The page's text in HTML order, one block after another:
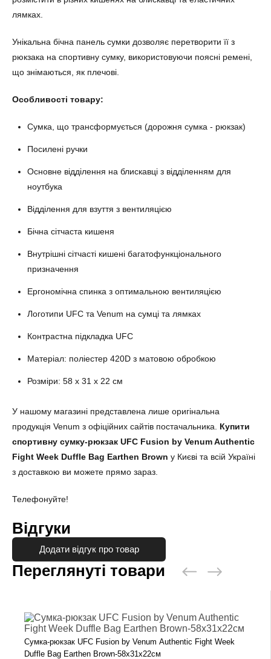
лямках.
Унікальна бічна панель сумки дозволяє перетворити її з
рюкзака на спортивну сумку, використовуючи поясні ремені,
що знімаються, як плечові.
Особливості товару:
Сумка, що трансформується (дорожня сумка - рюкзак)
Посилені ручки
Основне відділення на блискавці з відділенням для
ноутбука
Відділення для взуття з вентиляцією
Бічна сітчаста кишеня
Внутрішні сітчасті кишені багатофункціонального
призначення
Ергономічна спинка з оптимальною вентиляцією
Логотипи UFC та Venum на сумці та лямках
Контрастна підкладка UFC
Матеріал: поліестер 420D з матовою обробкою
Розміри: 58 ​​х 31 х 22 см
У нашому магазині представлена лише оригінальна
продукція Venum з офіційних сайтів постачальника. Купити
спортивну сумку-рюкзак UFC Fusion by Venum Authentic
Fight Week Duffle Bag Earthen Brown у Києві та всій Україні
з доставкою ви можете прямо зараз.
Телефонуйте!
Відгуки
Додати відгук про товар
Переглянуті товари
Сумка-рюкзак UFC Fusion by Venum Authentic Fight Week
Duffle Bag Earthen Brown-58х31х22см